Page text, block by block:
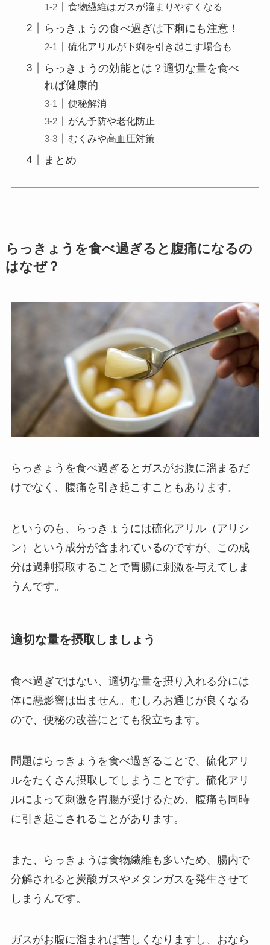
食物繊維はガスが溜まりやすくなる
らっきょうの食べ過ぎは下痢にも注意！
硫化アリルが下痢を引き起こす場合も
らっきょうの効能とは？適切な量を食べ
れば健康的
便秘解消
がん予防や老化防止
むくみや高血圧対策
まとめ
らっきょうを食べ過ぎると腹痛になるの
はなぜ？
らっきょうを食べ過ぎるとガスがお腹に溜まるだ
けでなく、腹痛を引き起こすこともあります。
というのも、らっきょうには硫化アリル（アリシ
ン）という成分が含まれているのですが、この成
分は過剰摂取することで胃腸に刺激を与えてしま
うんです。
適切な量を摂取しましょう
食べ過ぎではない、適切な量を摂り入れる分には
体に悪影響は出ません。むしろお通じが良くなる
ので、便秘の改善にとても役立ちます。
問題はらっきょうを食べ過ぎることで、硫化アリ
ルをたくさん摂取してしまうことです。硫化アリ
ルによって刺激を胃腸が受けるため、腹痛も同時
に引き起こされることがあります。
また、らっきょうは食物繊維も多いため、腸内で
分解されると炭酸ガスやメタンガスを発生させて
しまうんです。
ガスがお腹に溜まれば苦しくなりますし、おなら